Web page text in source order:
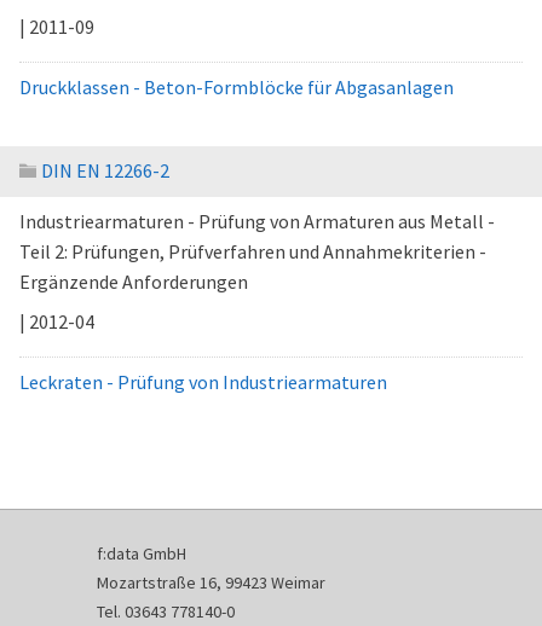
| 2011-09
Druckklassen - Beton-Formblöcke für Abgasanlagen
DIN EN 12266-2
Industriearmaturen - Prüfung von Armaturen aus Metall -
Teil 2: Prüfungen, Prüfverfahren und Annahmekriterien -
Ergänzende Anforderungen
| 2012-04
Leckraten - Prüfung von Industriearmaturen
f:data GmbH
Mozartstraße 16, 99423 Weimar
Tel. 03643 778140-0